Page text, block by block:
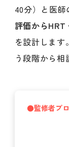
40分）と医師
評価からHRT
を設計しま
う段階から相
●監修者プ